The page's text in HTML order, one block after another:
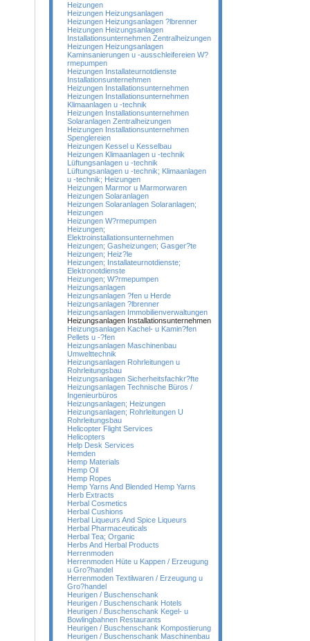
Heizungen
Heizungen Heizungsanlagen
Heizungen Heizungsanlagen ?lbrenner
Heizungen Heizungsanlagen
Installationsunternehmen Zentralheizungen
Heizungen Heizungsanlagen
Kaminsanierungen u -ausschleifereien W?
rmepumpen
Heizungen Installateurnotdienste
Installationsunternehmen
Heizungen Installationsunternehmen
Heizungen Installationsunternehmen
Klimaanlagen u -technik
Heizungen Installationsunternehmen
Solaranlagen Zentralheizungen
Heizungen Installationsunternehmen
Spenglereien
Heizungen Kessel u Kesselbau
Heizungen Klimaanlagen u -technik
Lüftungsanlagen u -technik
Lüftungsanlagen u -technik; Klimaanlagen
u -technik; Heizungen
Heizungen Marmor u Marmorwaren
Heizungen Solaranlagen
Heizungen Solaranlagen Solaranlagen;
Heizungen
Heizungen W?rmepumpen
Heizungen;
Elektroinstallationsunternehmen
Heizungen; Gasheizungen; Gasger?te
Heizungen; Heiz?le
Heizungen; Installateurnotdienste;
Elektronotdienste
Heizungen; W?rmepumpen
Heizungsanlagen
Heizungsanlagen ?fen u Herde
Heizungsanlagen ?lbrenner
Heizungsanlagen Immobilienverwaltungen
Heizungsanlagen Installationsunternehmen
Heizungsanlagen Kachel- u Kamin?fen
Pellets u -?fen
Heizungsanlagen Maschinenbau
Umwelttechnik
Heizungsanlagen Rohrleitungen u
Rohrleitungsbau
Heizungsanlagen Sicherheitsfachkr?fte
Heizungsanlagen Technische Büros /
Ingenieurbüros
Heizungsanlagen; Heizungen
Heizungsanlagen; Rohrleitungen U
Rohrleitungsbau
Helicopter Flight Services
Helicopters
Help Desk Services
Hemden
Hemp Materials
Hemp Oil
Hemp Ropes
Hemp Yarns And Blended Hemp Yarns
Herb Extracts
Herbal Cosmetics
Herbal Cushions
Herbal Liqueurs And Spice Liqueurs
Herbal Pharmaceuticals
Herbal Tea; Organic
Herbs And Herbal Products
Herrenmoden
Herrenmoden Hüte u Kappen / Erzeugung
u Gro?handel
Herrenmoden Textilwaren / Erzeugung u
Gro?handel
Heurigen / Buschenschank
Heurigen / Buschenschank Hotels
Heurigen / Buschenschank Kegel- u
Bowlingbahnen Restaurants
Heurigen / Buschenschank Kompostierung
Heurigen / Buschenschank Maschinenbau